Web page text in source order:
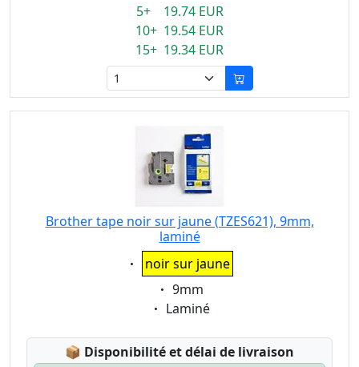
5+ 19.74 EUR
10+ 19.54 EUR
15+ 19.34 EUR
Brother tape noir sur jaune (TZES621), 9mm,
laminé
Eigenschaft:
noir sur jaune
Eigenschaft:
9mm
Eigenschaft:
Laminé
📦 Lagerstatus:
Disponibilité et délai de livraison